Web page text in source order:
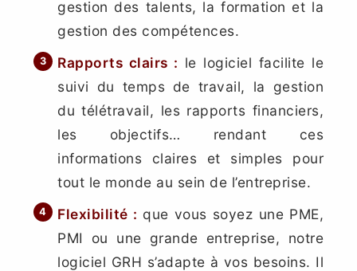
gestion des talents, la formation et la
gestion des compétences.
Rapports clairs : le logiciel facilite le
suivi du temps de travail, la gestion
du télétravail, les rapports financiers,
les objectifs… rendant ces
informations claires et simples pour
tout le monde au sein de l’entreprise.
Flexibilité : que vous soyez une PME,
PMI ou une grande entreprise, notre
logiciel GRH s’adapte à vos besoins. Il